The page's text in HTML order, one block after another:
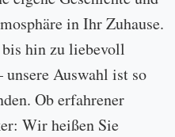
in Ihr Zuhause.
hin zu liebevoll
Auswahl ist so
Ob erfahrener
Wir heißen Sie